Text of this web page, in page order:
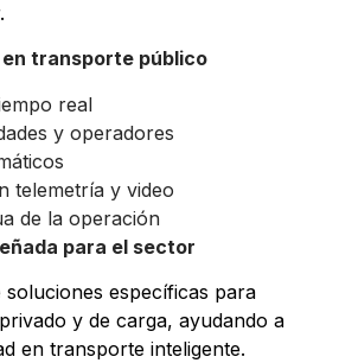
en transporte público
real
y operadores
telemetría y video
de la operación
para el sector
específicas para
y de carga, ayudando a
en transporte inteligente.